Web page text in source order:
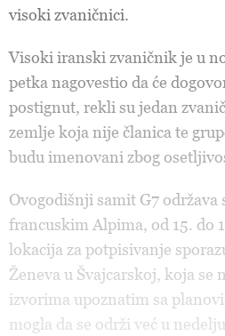
visoki zvaničnici.
Visoki iranski zvaničnik je u
petka nagovestio da će
postignut, rekli su jedan
zemlje koja nije članica te
budu imenovani zbog
Ovogodišnji samit G7 održava
francuskim Alpima, od 15. do
lokacija za potpisivanje
Ženeva u Švajcarskoj, koja se
izvorima upoznatim sa
mogla da se održi već u